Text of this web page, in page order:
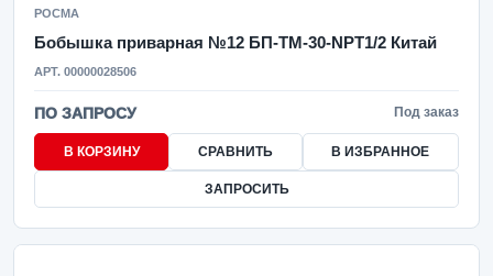
РОСМА
Бобышка приварная №12 БП-ТМ-30-NPT1/2 Китай
АРТ. 00000028506
ПО ЗАПРОСУ Под заказ
В КОРЗИНУ СРАВНИТЬ В ИЗБРАННОЕ
ЗАПРОСИТЬ